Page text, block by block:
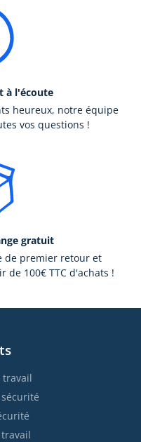
à l'écoute
heureux, notre équipe
vos questions !
gratuit
de premier retour et
100€ TTC d'achats !
travail